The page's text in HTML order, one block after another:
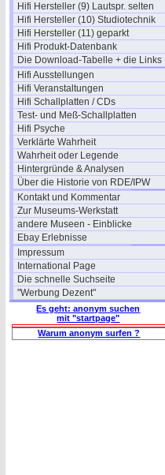
Hifi Hersteller (9) Lautspr. selten
Hifi Hersteller (10) Studiotechnik
Hifi Hersteller (11) geparkt
Hifi Produkt-Datenbank
Die Download-Tabelle + die Links
Hifi Ausstellungen
Hifi Veranstaltungen
Hifi Schallplatten / CDs
Test- und Meß-Schallplatten
Hifi Psyche
Verklärte Wahrheit
Wahrheit oder Legende
Hintergründe & Analysen
Über die Historie von RDE/IPW
Kontakt und Kommentar
Zur Museums-Werkstatt
andere Museen - Einblicke
Ebay Erlebnisse
Impressum
International Page
Die schnelle Suchseite
"Werbung Dezent"
Es geht: anonym suchen
mit "startpage"
Warum anonym surfen ?